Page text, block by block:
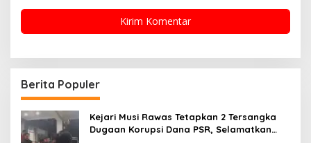
Berita Populer
Kejari Musi Rawas Tetapkan 2 Tersangka
Dugaan Korupsi Dana PSR, Selamatkan